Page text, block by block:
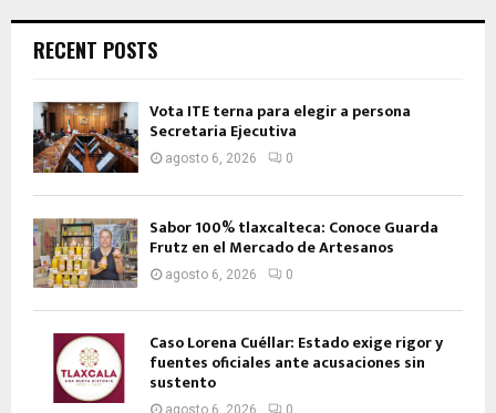
RECENT POSTS
Vota ITE terna para elegir a persona
Secretaria Ejecutiva
agosto 6, 2026 0
Sabor 100% tlaxcalteca: Conoce Guarda
Frutz en el Mercado de Artesanos
agosto 6, 2026 0
Caso Lorena Cuéllar: Estado exige rigor y
fuentes oficiales ante acusaciones sin
sustento
agosto 6, 2026 0